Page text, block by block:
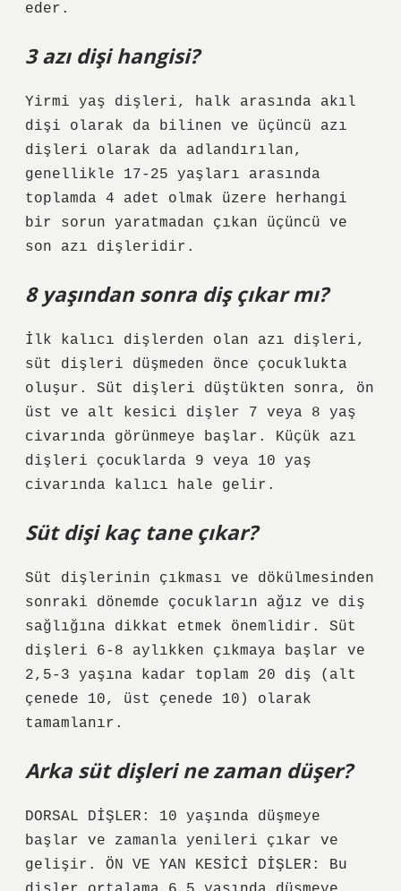
eder.
3 azı dişi hangisi?
Yirmi yaş dişleri, halk arasında akıl
dişi olarak da bilinen ve üçüncü azı
dişleri olarak da adlandırılan,
genellikle 17-25 yaşları arasında
toplamda 4 adet olmak üzere herhangi
bir sorun yaratmadan çıkan üçüncü ve
son azı dişleridir.
8 yaşından sonra diş çıkar mı?
İlk kalıcı dişlerden olan azı dişleri,
süt dişleri düşmeden önce çocuklukta
oluşur. Süt dişleri düştükten sonra, ön
üst ve alt kesici dişler 7 veya 8 yaş
civarında görünmeye başlar. Küçük azı
dişleri çocuklarda 9 veya 10 yaş
civarında kalıcı hale gelir.
Süt dişi kaç tane çıkar?
Süt dişlerinin çıkması ve dökülmesinden
sonraki dönemde çocukların ağız ve diş
sağlığına dikkat etmek önemlidir. Süt
dişleri 6-8 aylıkken çıkmaya başlar ve
2,5-3 yaşına kadar toplam 20 diş (alt
çenede 10, üst çenede 10) olarak
tamamlanır.
Arka süt dişleri ne zaman düşer?
DORSAL DİŞLER: 10 yaşında düşmeye
başlar ve zamanla yenileri çıkar ve
gelişir. ÖN VE YAN KESİCİ DİŞLER: Bu